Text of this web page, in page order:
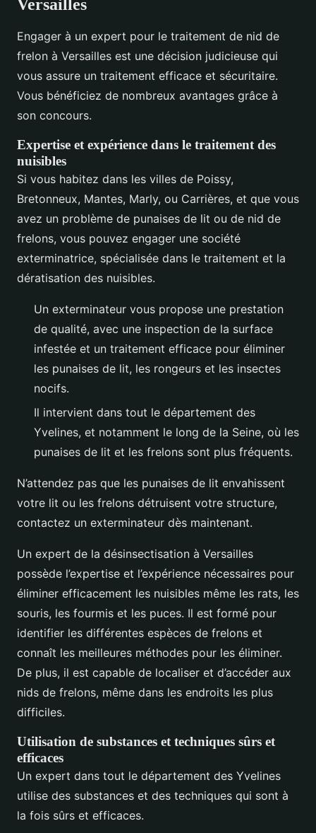
Versailles
Engager à un expert pour le traitement de nid de
frelon à Versailles est une décision judicieuse qui
vous assure un traitement efficace et sécuritaire.
Vous bénéficiez de nombreux avantages grâce à
son concours.
Expertise et expérience dans le traitement des
nuisibles
Si vous habitez dans les villes de Poissy,
Bretonneux, Mantes, Marly, ou Carrières, et que vous
avez un problème de punaises de lit ou de nid de
frelons, vous pouvez engager une société
exterminatrice, spécialisée dans le traitement et la
dératisation des nuisibles.
Un exterminateur vous propose une prestation
de qualité, avec une inspection de la surface
infestée et un traitement efficace pour éliminer
les punaises de lit, les rongeurs et les insectes
nocifs.
Il intervient dans tout le département des
Yvelines, et notamment le long de la Seine, où les
punaises de lit et les frelons sont plus fréquents.
N’attendez pas que les punaises de lit envahissent
votre lit ou les frelons détruisent votre structure,
contactez un exterminateur dès maintenant.
Un expert de la désinsectisation à Versailles
possède l’expertise et l’expérience nécessaires pour
éliminer efficacement les nuisibles même les rats, les
souris, les fourmis et les puces. Il est formé pour
identifier les différentes espèces de frelons et
connaît les meilleures méthodes pour les éliminer.
De plus, il est capable de localiser et d’accéder aux
nids de frelons, même dans les endroits les plus
difficiles.
Utilisation de substances et techniques sûrs et
efficaces
Un expert dans tout le département des Yvelines
utilise des substances et des techniques qui sont à
la fois sûrs et efficaces.